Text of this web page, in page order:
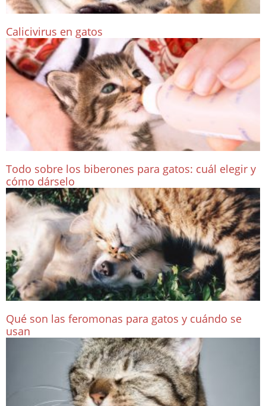
Calicivirus en gatos
Todo sobre los biberones para gatos: cuál elegir y
cómo dárselo
Qué son las feromonas para gatos y cuándo se
usan